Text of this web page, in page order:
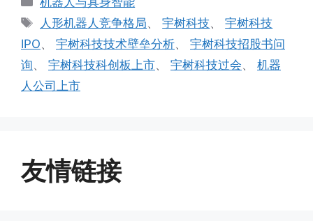
类标
人形机器人竞争格局、宇树科技、宇树科技
IPO、 宇树科技技术壁垒分析、 宇树科技招股书问
询、 宇树科技科创板上市、 宇树科技过会、 机器
人公司上市
友情链接